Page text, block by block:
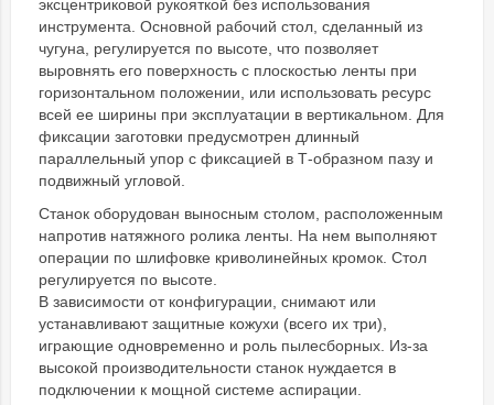
эксцентриковой рукояткой без использования
инструмента. Основной рабочий стол, сделанный из
чугуна, регулируется по высоте, что позволяет
выровнять его поверхность с плоскостью ленты при
горизонтальном положении, или использовать ресурс
всей ее ширины при эксплуатации в вертикальном. Для
фиксации заготовки предусмотрен длинный
параллельный упор с фиксацией в Т-образном пазу и
подвижный угловой.
Станок оборудован выносным столом, расположенным
напротив натяжного ролика ленты. На нем выполняют
операции по шлифовке криволинейных кромок. Стол
регулируется по высоте.
В зависимости от конфигурации, снимают или
устанавливают защитные кожухи (всего их три),
играющие одновременно и роль пылесборных. Из-за
высокой производительности станок нуждается в
подключении к мощной системе аспирации.